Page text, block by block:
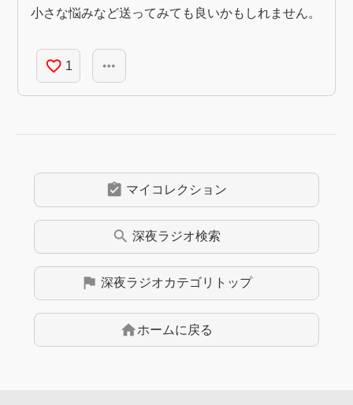
小さな悩みなど送ってみても良いかもしれません。
favorite_border 1 more_horiz
assignment_turned_in マイコレクション
search 深夜ラジオ検索
flag 深夜ラジオ カテゴリトップ
homeホームに戻る